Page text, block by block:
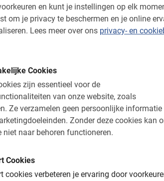
en kunt je instellingen op elk
om je privacy te beschermen en je online
Lees meer over ons privacy- en
Cookies
zijn essentieel voor de
van onze website, zoals
Ze verzamelen geen persoonlijke informatie
Zonder deze cookies kan
niet naar behoren functioneren.
Cookies
cookies verbeteren je ervaring door
met één van de
van
de ideale bestemming voor een weekendje
Het is een echte studentenstad